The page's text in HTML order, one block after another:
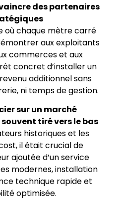
des partenaires
où chaque mètre carré
aux exploitants
commerces et aux
concret d’installer un
additionnel sans
ni temps de gestion.
sur un marché
tiré vers le bas
historiques et les
il était crucial de
ajoutée d’un service
modernes, installation
technique rapide et
optimisée.